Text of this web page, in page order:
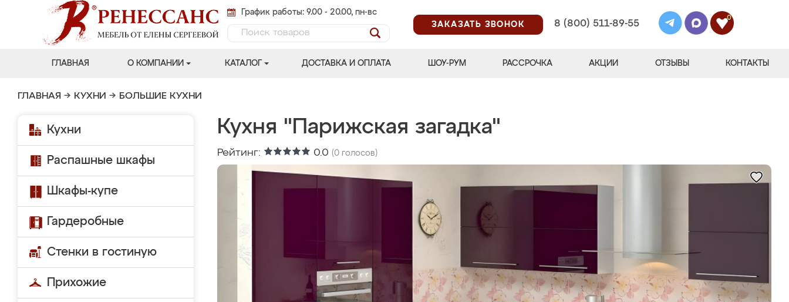
График работы: 9.00 - 20.00, пн-вс
ЗАКАЗАТЬ ЗВОНОК
8 (800) 511-89-55
0
ГЛАВНАЯ О КОМПАНИИ КАТАЛОГ ДОСТАВКА И ОПЛАТА ШОУ-РУМ РАССРОЧКА АКЦИИ ОТЗЫВЫ КОНТАКТЫ
ГЛАВНАЯ → КУХНИ → БОЛЬШИЕ КУХНИ
Кухни
Распашные шкафы
Шкафы-купе
Гардеробные
Стенки в гостиную
Прихожие
Кухня "Парижская загадка"
Рейтинг: 0.0 (0 голосов)